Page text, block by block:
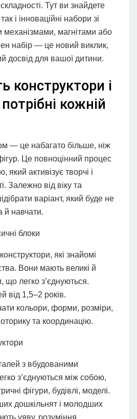
Тут ви знайдете
і інноваційні набори зі
механізмами, магнітами або
набір — це новий виклик,
досвід для вашої дитини.
конструктори і
кожній
— це набагато більше, ніж
Це повноцінний процес
який активізує творчі і
Залежно від віку та
варіант, який буде не
й навчати.
блоки
які знайомі
Вони мають великі й
що легко з’єднуються.
від 1,5–2 років.
кольори, форми, розміри,
та координацію.
з вбудованими
з’єднуються між собою,
фігури, будівлі, моделі.
дошкільнят і молодших
уяву, розуміння